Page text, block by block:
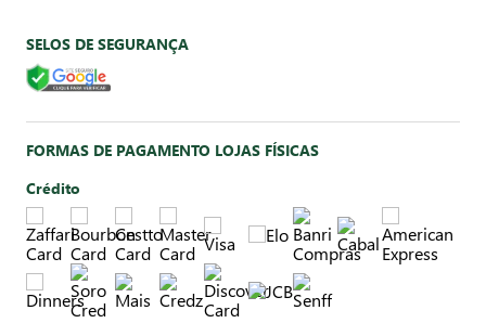
SELOS DE SEGURANÇA
FORMAS DE PAGAMENTO LOJAS FÍSICAS
Crédito